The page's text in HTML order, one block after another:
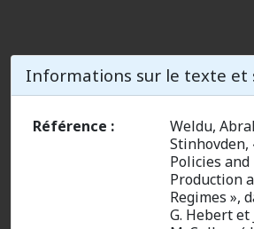
Informations sur le texte et
Référence :
Weldu,
Stinhovden,
Policies
Production
Regimes »,
G. Hebert et